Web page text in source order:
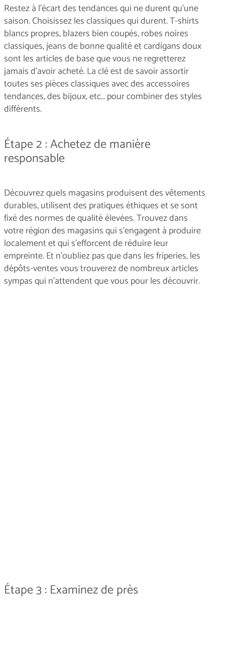
Restez à l'écart des tendances qui ne durent qu'une
saison. Choisissez les classiques qui durent. T-shirts
blancs propres, blazers bien coupés, robes noires
classiques, jeans de bonne qualité et cardigans doux
sont les articles de base que vous ne regretterez
jamais d'avoir acheté. La clé est de savoir assortir
toutes ses pièces classiques avec des accessoires
tendances, des bijoux, etc… pour combiner des styles
différents.
Étape 2 : Achetez de manière
responsable
Découvrez quels magasins produisent des vêtements
durables, utilisent des pratiques éthiques et se sont
fixé des normes de qualité élevées. Trouvez dans
votre région des magasins qui s'engagent à produire
localement et qui s'efforcent de réduire leur
empreinte. Et n'oubliez pas que dans les friperies, les
dépôts-ventes vous trouverez de nombreux articles
sympas qui n'attendent que vous pour les découvrir.
Étape 3 : Examinez de près